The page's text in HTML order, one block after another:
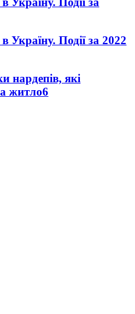
Україну. Події за 2022
нардепів, які
житло6